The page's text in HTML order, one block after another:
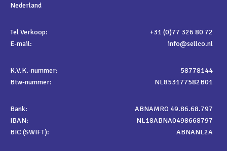
Nederland
Tel Verkoop:
+31 (0)77 326 80 72
E-mail:
info@sellco.nl
K.V.K.-nummer:
58778144
Btw-nummer:
NL853177582B01
Bank:
ABNAMRO 49.86.68.797
IBAN:
NL18ABNA0498668797
BIC (SWIFT):
ABNANL2A